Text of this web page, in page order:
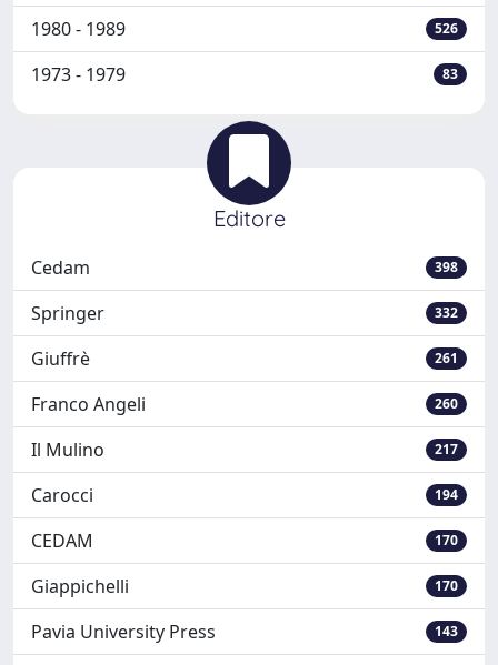
1980 - 1989 526
1973 - 1979 83
Editore
Cedam 398
Springer 332
Giuffrè 261
Franco Angeli 260
Il Mulino 217
Carocci 194
CEDAM 170
Giappichelli 170
Pavia University Press 143